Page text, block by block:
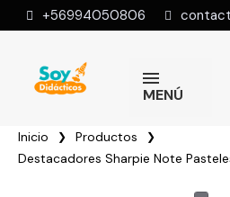
+56994050806
MENÚ
Inicio
Productos
Destacadores Sharpie Note